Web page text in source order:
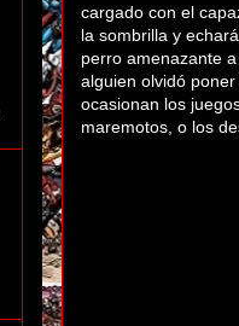
cargado con el
la sombrilla y
perro amenazante
alguien olvidó
ocasionan los
maremotos, o los